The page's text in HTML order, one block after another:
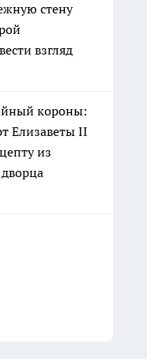
стену
взгляд
короны:
Елизаветы II
из